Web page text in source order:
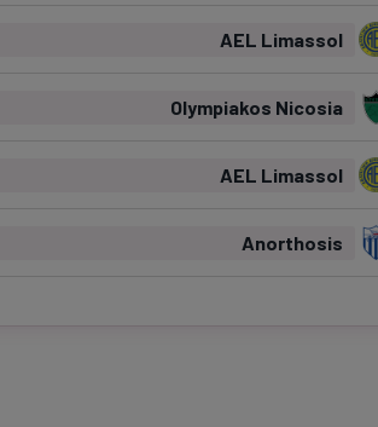
AEL Limassol
Olympiakos Nicosia
AEL Limassol
Anorthosis